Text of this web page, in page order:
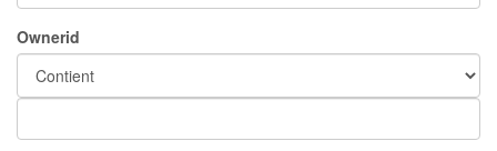
Ownerid